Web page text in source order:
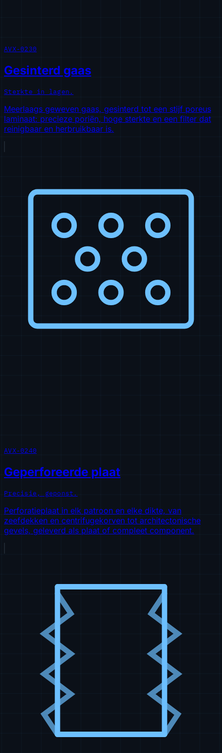
AVX-0230
Gesinterd gaas
Sterkte in lagen.
Meerlaags geweven gaas, gesinterd tot een stijf poreus
laminaat: precieze poriën, hoge sterkte en een filter dat
reinigbaar en herbruikbaar is.
AVX-0240
Geperforeerde plaat
Precisie, geponst.
Perforatieplaat in elk patroon en elke dikte, van
zeefdekken en centrifugekorven tot architectonische
gevels, geleverd als plaat of compleet component.